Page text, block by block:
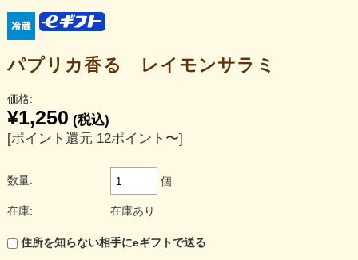
パプリカ香る レイモンサラミ
価格:
¥1,250 (税込)
[ポイント還元 12ポイント〜]
数量: 個
在庫: 在庫あり
住所を知らない相手にeギフトで送る